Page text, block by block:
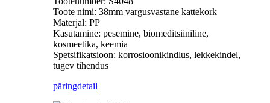
Toote nimi: 38mm vargusvastane kattekork
Materjal: PP
Kasutamine: pesemine, biomeditsiiniline,
kosmeetika, keemia
Spetsifikatsioon: korrosioonikindlus, lekkekindel,
tugev tihendus
päringdetail